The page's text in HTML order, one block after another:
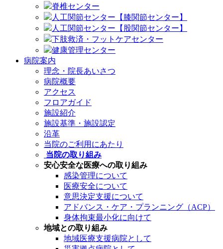
脊椎センター
人工関節センター【膝関節センター】
人工関節センター【股関節センター】
下肢救済・フットケアセンター
健康管理センター
病院案内
理念・院長あいさつ
病院概要
アクセス
フロアガイド
施設紹介
施設基準・施設認定
沿革
当院のご利用にあたり
当院の取り組み
安心安全な医療への取り組み
感染管理について
医療安全について
意思決定支援について
アドバンス・ケア・プランニング（ACP）
身体拘束最小化に向けて
地域との取り組み
地域医療支援病院として